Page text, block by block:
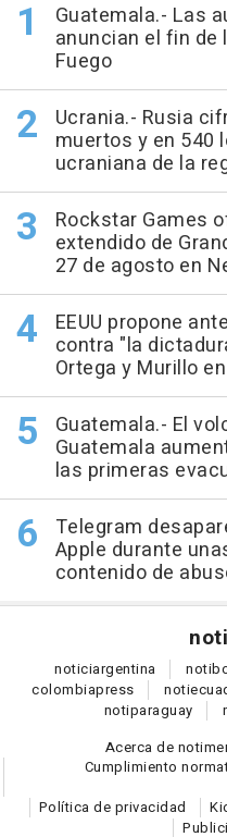
Guatemala.- Las
anuncian el fin de
Fuego
Ucrania.- Rusia
muertos y en 540
ucraniana de la
Rockstar Games
extendido de
27 de agosto en
EEUU propone
contra "la
Ortega y Murillo
Guatemala.- El
Guatemala
las primeras
Telegram
Apple durante
contenido de
noti
noticiargentina noti
colombiapress noti
notiparaguay
Acerca de
Cumplimiento
Política de privacidad